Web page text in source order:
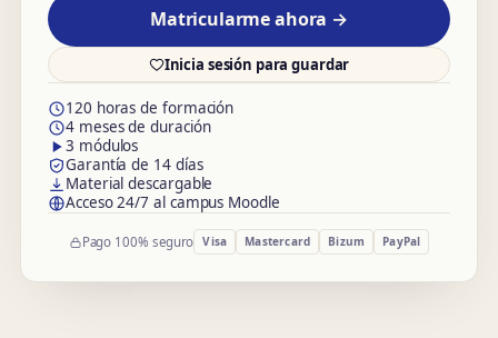
Matricularme ahora →
Inicia sesión para guardar
120 horas de formación
4 meses de duración
3 módulos
Garantía de 14 días
Material descargable
Acceso 24/7 al campus Moodle
Pago 100% seguro Visa Mastercard Bizum PayPal